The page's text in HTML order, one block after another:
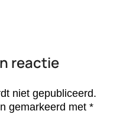
reactie
niet gepubliceerd.
gemarkeerd met *